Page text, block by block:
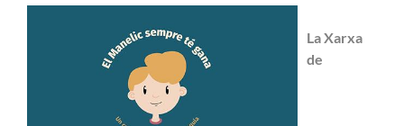
La Xarxa
de